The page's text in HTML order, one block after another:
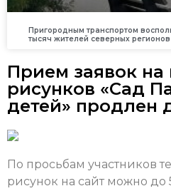
Пригородным транспортом
тысяч жителей северных регионов
Прием заявок на
рисунков «Сад
детей» продлен
По просьбам участников
рисунок на сайт можно до